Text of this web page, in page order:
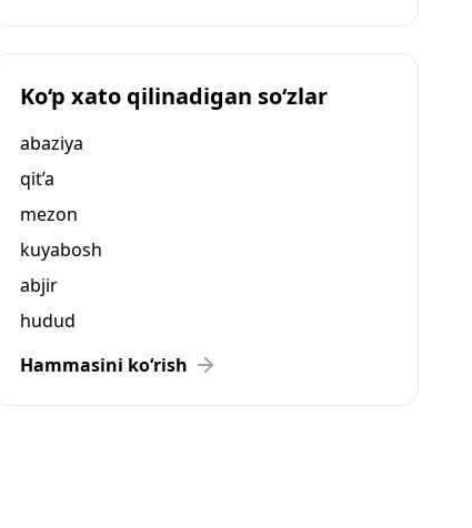
Ko‘p xato qilinadigan so‘zlar
abaziya
qit’a
mezon
kuyabosh
abjir
hudud
Hammasini ko‘rish